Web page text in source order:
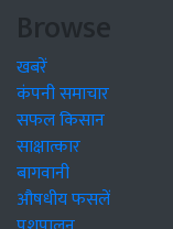
Browse
खबरें
कंपनी समाचार
सफल किसान
साक्षात्कार
बागवानी
औषधीय फसलें